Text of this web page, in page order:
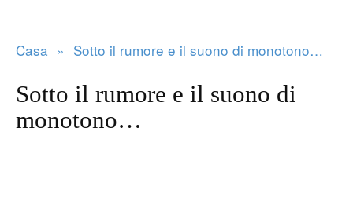
Casa » Sotto il rumore e il suono di monotono…
Sotto il rumore e il suono di
monotono…